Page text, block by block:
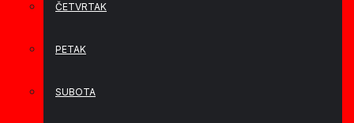
ČETVRTAK
PETAK
SUBOTA